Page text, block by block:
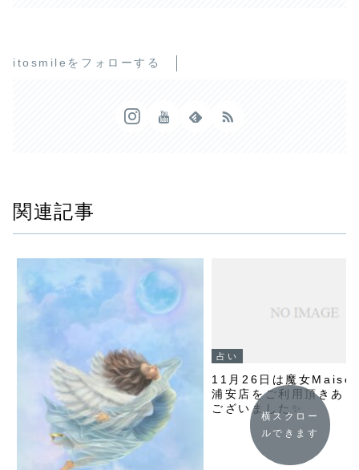
itosmileをフォローする
関連記事
占い
11月26日は魔女
浦安店をご利用頂きあ
ございました✨
横スクロー
ルできます